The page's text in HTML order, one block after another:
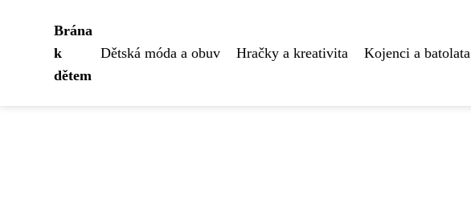
Brána
k
dětem
Dětská móda a obuv Hračky a kreativita Kojenci a batolata